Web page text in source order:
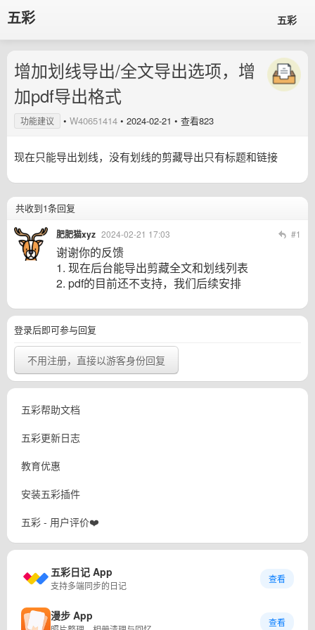
五彩 五彩
增加划线导出/全文导出选项，增
加pdf导出格式
功能建议 • W40651414 • 2024-02-21 • 查看823
现在只能导出划线，没有划线的剪藏导出只有标题和链接
共收到1条回复
肥肥猫xyz 2024-02-21 17:03 #1
谢谢你的反馈
1. 现在后台能导出剪藏全文和划线列表
2. pdf的目前还不支持，我们后续安排
登录后即可参与回复
不用注册，直接以游客身份回复
五彩帮助文档
五彩更新日志
教育优惠
安装五彩插件
五彩 - 用户评价❤️
五彩日记 App
支持多端同步的日记
查看
漫步 App 查看